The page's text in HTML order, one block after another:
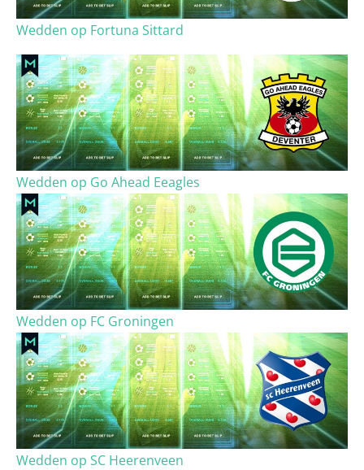
Wedden op Fortuna Sittard
Wedden op Go Ahead Eeagles
Wedden op FC Groningen
Wedden op SC Heerenveen